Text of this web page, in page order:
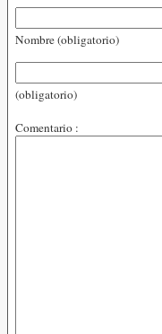
Nombre (obligatorio)
(obligatorio)
Comentario :